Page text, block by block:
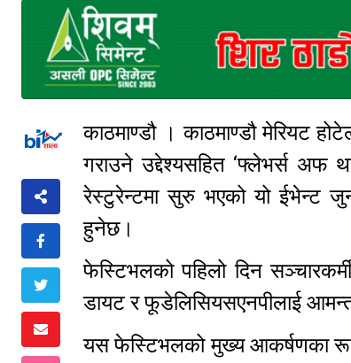
काठमाण्डौ । काठमाण्डौ मेरियट
गराउने उद्देश्यसहित ‘फ्लेभर्स अफ
रेस्टुरेन्टमा सुरु भएको यो ईभेन्ट
हुनेछ।
फेस्टिभलको पहिलो दिन
डायट र फूडेलिसियसएनपीलाई
यस फेस्टिभलको मुख्य आकर्षणका